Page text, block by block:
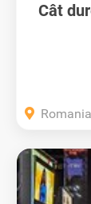
Cât
Romania